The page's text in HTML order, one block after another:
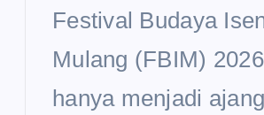
Festival Budaya
Mulang (FBIM)
hanya menjadi ajang